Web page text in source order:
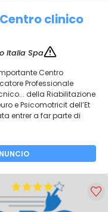
clinico
Italia Spa
Centro
Professionale
della Riabilitazione
e Psicomotricit dell’Et
entrer a far parte di